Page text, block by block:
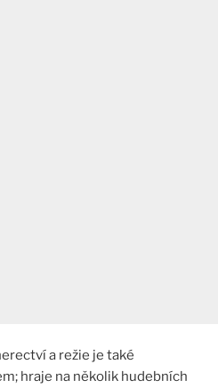
a režie je také
hraje na několik hudebních